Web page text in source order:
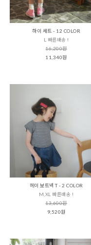
하이 세트 - 12 COLOR
L 빠른배송 !
16,200원
11,340원
헤이 보트넥 T - 2 COLOR
M,XL 빠른배송 !
13,600원
9,520원